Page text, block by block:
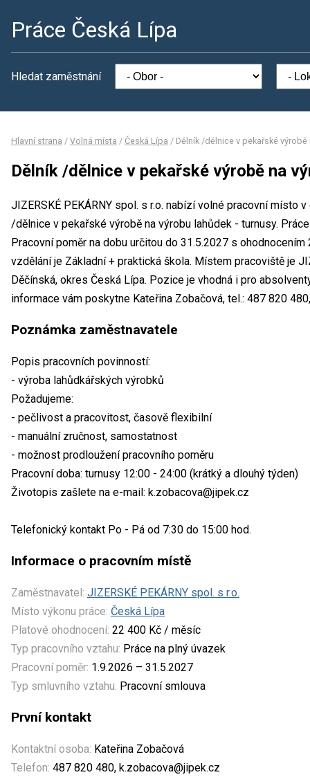
Práce Česká Lípa
Hledat zaměstnání
Hlavní strana / Volná místa / Česká Lípa / Dělník /dělnice v pekařské
Dělník /dělnice v pekařské výrobě na
JIZERSKÉ PEKÁRNY spol. s r.o. nabízí volné pracovní místo
/dělnice v pekařské výrobě na výrobu lahůdek - turnusy.
Pracovní poměr na dobu určitou do 31.5.2027 s
vzdělání je Základní + praktická škola. Místem pracoviště je
Děčínská, okres Česká Lípa. Pozice je vhodná i pro
informace vám poskytne Kateřina Zobačová, tel.: 487 820
Poznámka zaměstnavatele
Popis pracovních povinností:
- výroba lahůdkářských výrobků
Požadujeme:
- pečlivost a pracovitost, časově flexibilní
- manuální zručnost, samostatnost
- možnost prodloužení pracovního poměru
Pracovní doba: turnusy 12:00 - 24:00 (krátký a dlouhý týden)
Životopis zašlete na e-mail: k.zobacova@jipek.cz
Telefonický kontakt Po - Pá od 7:30 do 15:00 hod.
Informace o pracovním místě
Zaměstnavatel: JIZERSKÉ PEKÁRNY spol. s r.o.
Místo výkonu práce: Česká Lípa
Platové ohodnocení: 22 400 Kč / měsíc
Typ pracovního vztahu: Práce na plný úvazek
Pracovní poměr: 1.9.2026 – 31.5.2027
Typ smluvního vztahu: Pracovní smlouva
První kontakt
Kontaktní osoba: Kateřina Zobačová
Telefon: 487 820 480, k.zobacova@jipek.cz